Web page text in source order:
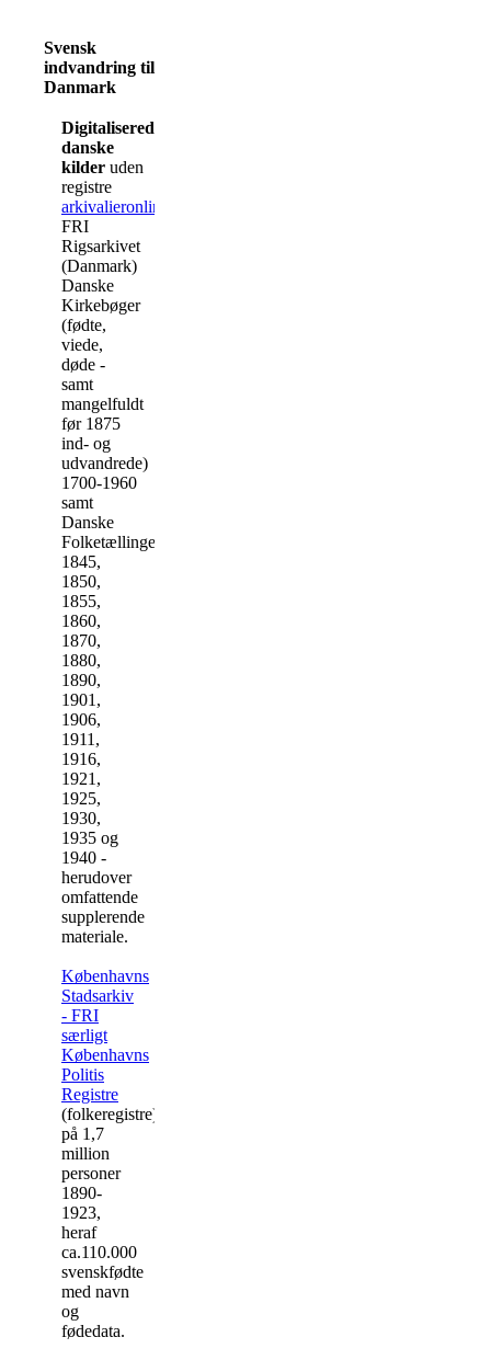
Svensk
indvandring til
Danmark
Digitaliserede
danske
kilder uden
registre
arkivalieronline.dk
FRI
Rigsarkivet
(Danmark)
Danske
Kirkebøger
(fødte,
viede,
døde -
samt
mangelfuldt
før 1875
ind- og
udvandrede)
1700-1960
samt
Danske
Folketællinger
1845,
1850,
1855,
1860,
1870,
1880,
1890,
1901,
1906,
1911,
1916,
1921,
1925,
1930,
1935 og
1940 -
herudover
omfattende
supplerende
materiale.
Københavns
Stadsarkiv
- FRI
særligt
Københavns
Politis
Registre
(folkeregistre)
på 1,7
million
personer
1890-
1923,
heraf
ca.110.000
svenskfødte
med navn
og
fødedata.